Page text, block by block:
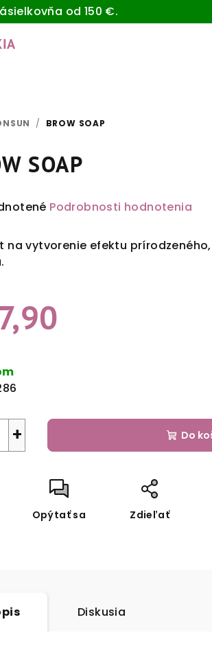
od 150 €.
/ BROW SOAP
SOAP
Podrobnosti hodnotenia
na vytvorenie efektu
+ Do
Opýtať sa Zdieľať
Diskusia